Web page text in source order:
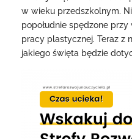
w wieku przedszkolnym.
popołudnie spędzone
pracy plastycznej. Teraz z
jakiego święta będzie